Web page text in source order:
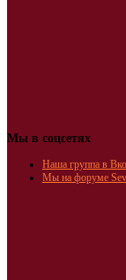
Мы в соцсетях
Наша группа в
Мы на форуме